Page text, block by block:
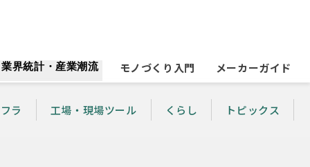
業界統計・産業潮流 モノづくり入門 メーカーガイド
ラ 工場・現場ツール くらし トピックス